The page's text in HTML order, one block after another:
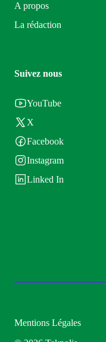
A propos
La rédaction
Suivez nous
YouTube
X
Facebook
Instagram
Linked In
Mentions Légales